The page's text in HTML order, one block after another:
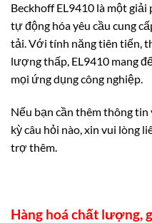
Beckhoff EL9410 là một
tự động hóa yêu cầu cung
tải. Với tính năng tiên tiến,
lượng thấp, EL9410 mang
mọi ứng dụng công nghiệp.
Nếu bạn cần thêm thông tin
kỳ câu hỏi nào, xin vui lòng
trợ thêm.
Hàng hoá chất lượng,